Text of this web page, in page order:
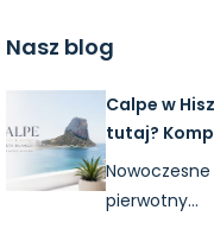
Nasz blog
Calpe w
tutaj?
pierwotny…